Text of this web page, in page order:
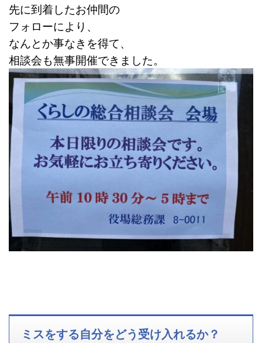
先に到着したお仲間の
フォローにより、
なんとか事なきを得て、
相談会も無事開催できました。
ミスをする自分をどう受け入れるか？